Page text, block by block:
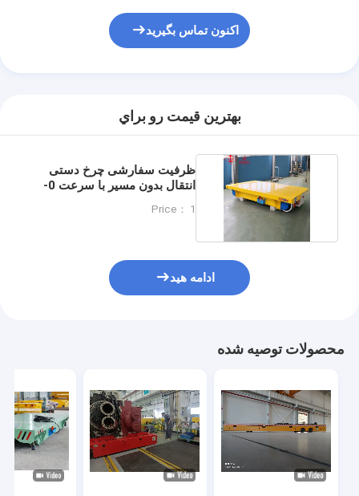
اکنون تماس بگیرید
بهترين قيمت رو براي
ظرفیت سفارشی چرخ دستی
انتقال بدون مسیر با سرعت 0-
Price： 1
ادامه هید
محصولات توصیه شده